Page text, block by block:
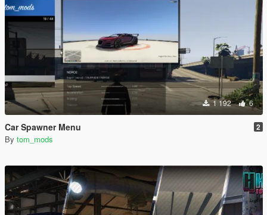
1 192 6
Car Spawner Menu 2
By tom_mods